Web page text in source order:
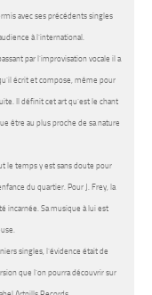
avec ses précédents singles
à l’international.
par l’improvisation vocale il a
écrit et compose, même pour
Il définit cet art qu’est le chant
être au plus proche de sa nature
le temps y est sans doute pour
du quartier. Pour J. Frey, la
incarnée. Sa musique à lui est
singles, l’évidence était de
que l’on pourra découvrir sur